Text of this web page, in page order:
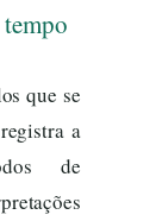
que se
a
de